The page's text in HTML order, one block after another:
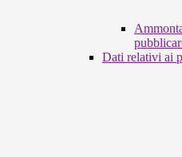
Dati relativi ai